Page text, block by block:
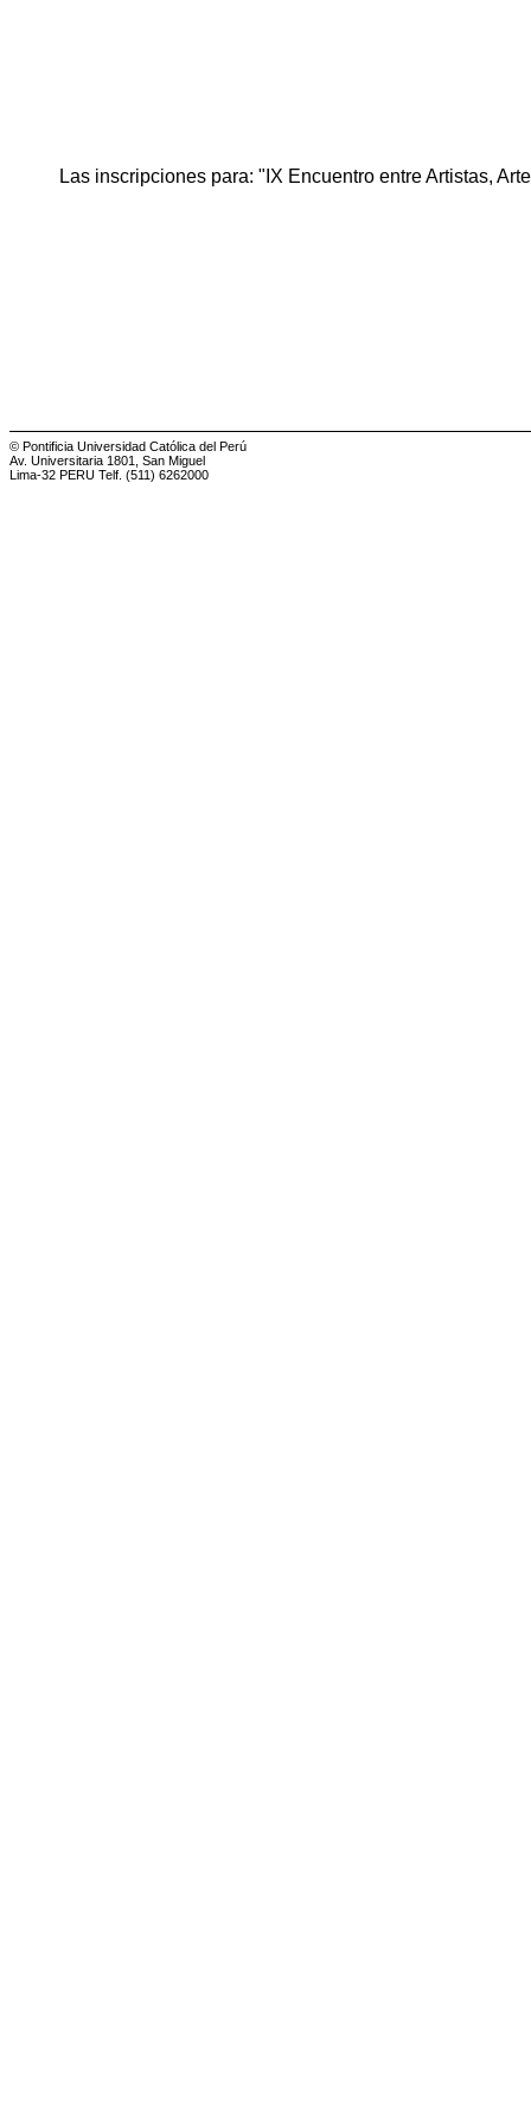
Las inscripciones para: "IX Encuentro entre Artistas,
© Pontificia Universidad Católica del Perú
Av. Universitaria 1801, San Miguel
Lima-32 PERU Telf. (511) 6262000